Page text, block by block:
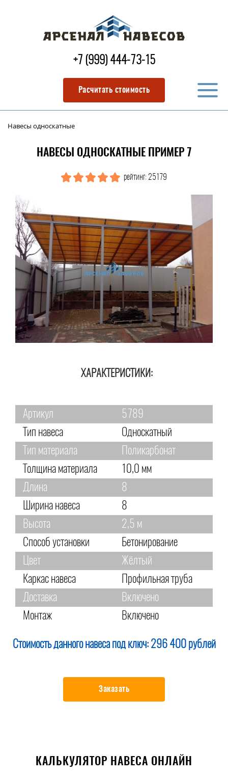
+7 (999) 444-73-15
Расчитать стоимость
Навесы односкатные
НАВЕСЫ ОДНОСКАТНЫЕ ПРИМЕР 7
рейтинг: 25179
ХАРАКТЕРИСТИКИ:
Артикул
5789
Тип навеса
Односкатный
Тип материала
Поликарбонат
Толщина материала
10,0 мм
Длина
8
Ширина навеса
8
Высота
2,5 м
Способ установки
Бетонирование
Цвет
Жёлтый
Каркас навеса
Профильная труба
Доставка
Включено
Монтаж
Включено
Стоимость данного навеса под ключ: 296 400 рублей
Заказать
КАЛЬКУЛЯТОР НАВЕСА ОНЛАЙН